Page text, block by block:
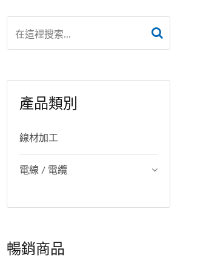
產品類別
線材加工
電線 / 電纜
暢銷商品